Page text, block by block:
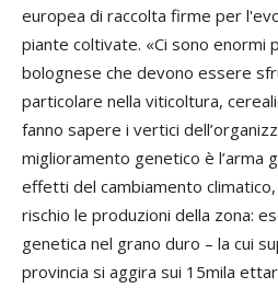
europea di raccolta firme per
piante coltivate. «Ci sono enormi
bolognese che devono essere
particolare nella viticoltura,
fanno sapere i vertici
miglioramento genetico è l’arma
effetti del cambiamento
rischio le produzioni della zona:
genetica nel grano duro – la cui
provincia si aggira sui 15mila